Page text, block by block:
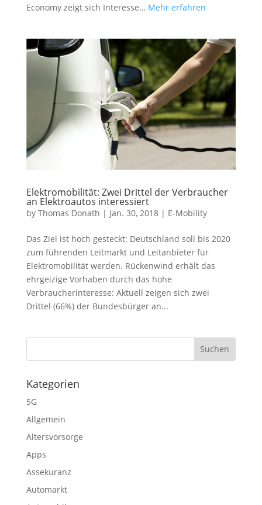
Economy zeigt sich Interesse… Mehr erfahren
Elektromobilität: Zwei Drittel der Verbraucher
an Elektroautos interessiert
by Thomas Donath | Jan. 30, 2018| E-Mobility
Das Ziel ist hoch gesteckt: Deutschland soll bis 2020
zum führenden Leitmarkt und Leitanbieter für
Elektromobilität werden. Rückenwind erhält das
ehrgeizige Vorhaben durch das hohe
Verbraucherinteresse: Aktuell zeigen sich zwei
Drittel (66%) der Bundesbürger an...
Kategorien
5G
Allgemein
Altersvorsorge
Apps
Assekuranz
Automarkt